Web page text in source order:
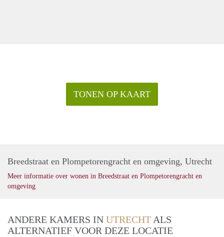
TONEN OP KAART
Breedstraat en Plompetorengracht en omgeving, Utrecht
Meer informatie over wonen in Breedstraat en Plompetorengracht en
omgeving
ANDERE KAMERS IN UTRECHT ALS
ALTERNATIEF VOOR DEZE LOCATIE